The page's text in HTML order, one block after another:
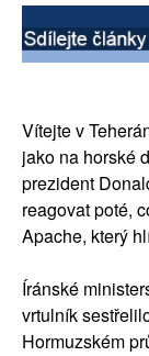
Vítejte v
jako na horské
prezident
reagovat poté,
Apache, který
Íránské
vrtulník
Hormuzském